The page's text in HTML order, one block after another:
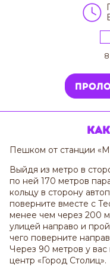
Пешком от станции
Выйдя из метро в
по ней 170 метров
кольцу в сторону
поверните вместе с
менее чем через 200
улицей направо и
чего поверните
Через 90 метров у
центр «Город Столиц».